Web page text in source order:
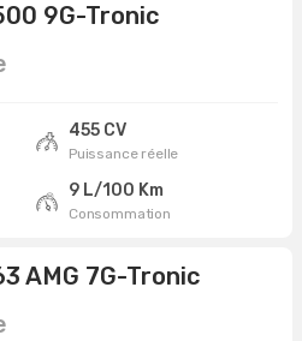
9G-Tronic
455 CV
Puissance réelle
9 L/100 Km
Consommation
AMG 7G-Tronic